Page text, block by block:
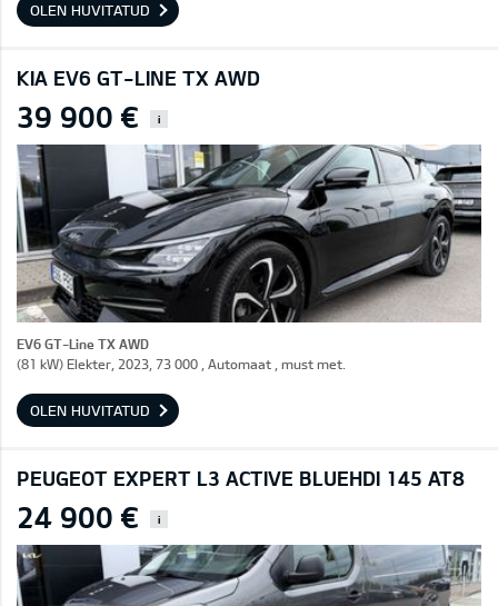
OLEN HUVITATUD
KIA EV6 GT-LINE TX AWD
39 900 € i
EV6 GT-Line TX AWD
(81 kW) Elekter, 2023, 73 000 , Automaat , must met.
OLEN HUVITATUD
PEUGEOT EXPERT L3 ACTIVE BLUEHDI 145 AT8
24 900 € i